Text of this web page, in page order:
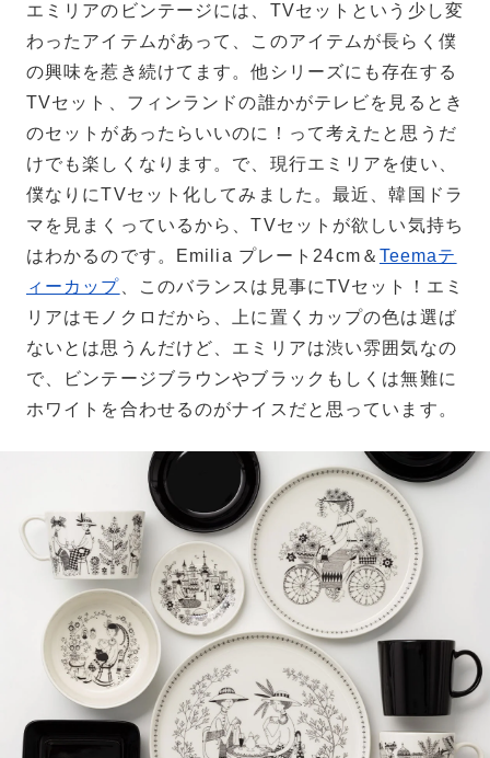
エミリアのビンテージには、TVセットという少し変
わったアイテムがあって、このアイテムが長らく僕
の興味を惹き続けてます。他シリーズにも存在する
TVセット、フィンランドの誰かがテレビを見るとき
のセットがあったらいいのに！って考えたと思うだ
けでも楽しくなります。で、現行エミリアを使い、
僕なりにTVセット化してみました。最近、韓国ドラ
マを見まくっているから、TVセットが欲しい気持ち
はわかるのです。Emilia プレート24cm＆ Teemaテ
ィーカップ 、このバランスは見事にTVセット！エミ
リアはモノクロだから、上に置くカップの色は選ば
ないとは思うんだけど、エミリアは渋い雰囲気なの
で、ビンテージブラウンやブラックもしくは無難に
ホワイトを合わせるのがナイスだと思っています。